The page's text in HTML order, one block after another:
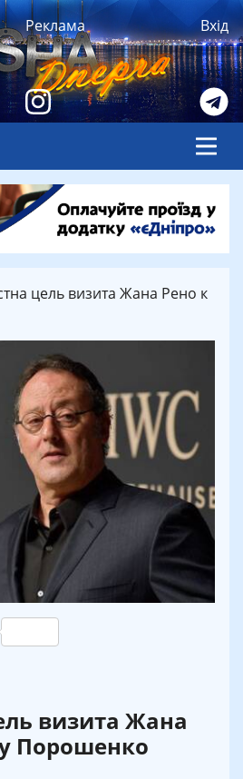
Реклама Вхід
цель визита Жана Рено к
Поділитися
визита Жана
Порошенко